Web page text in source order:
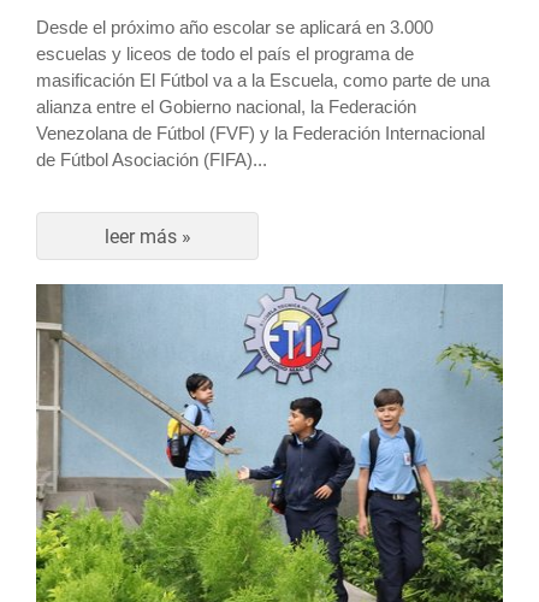
Desde el próximo año escolar se aplicará en 3.000
escuelas y liceos de todo el país el programa de
masificación El Fútbol va a la Escuela, como parte de una
alianza entre el Gobierno nacional, la Federación
Venezolana de Fútbol (FVF) y la Federación Internacional
de Fútbol Asociación (FIFA)...
leer más »